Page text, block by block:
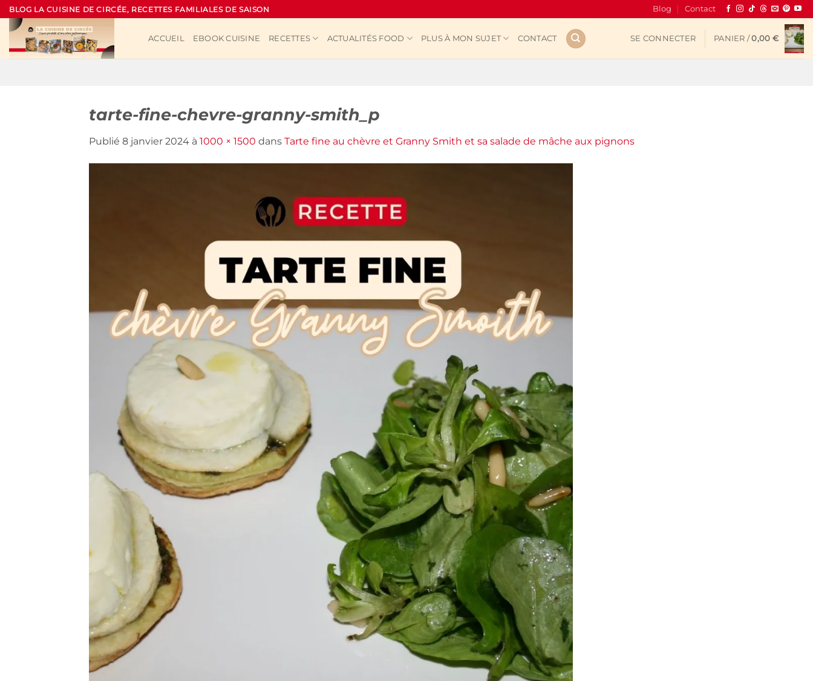
Passer
au
contenu
BLOG LA CUISINE DE CIRCÉE, RECETTES FAMILIALES DE SAISON Blog Contact
ACCUEIL EBOOK CUISINE RECETTES ACTUALITÉS FOOD PLUS À MON SUJET CONTACT SE CONNECTER PANIER /0,00 €
tarte-fine-chevre-granny-smith_p
Publié 8 janvier 2024 à 1000 × 1500 dans Tarte fine au chèvre et Granny Smith et sa salade de mâche aux pignons